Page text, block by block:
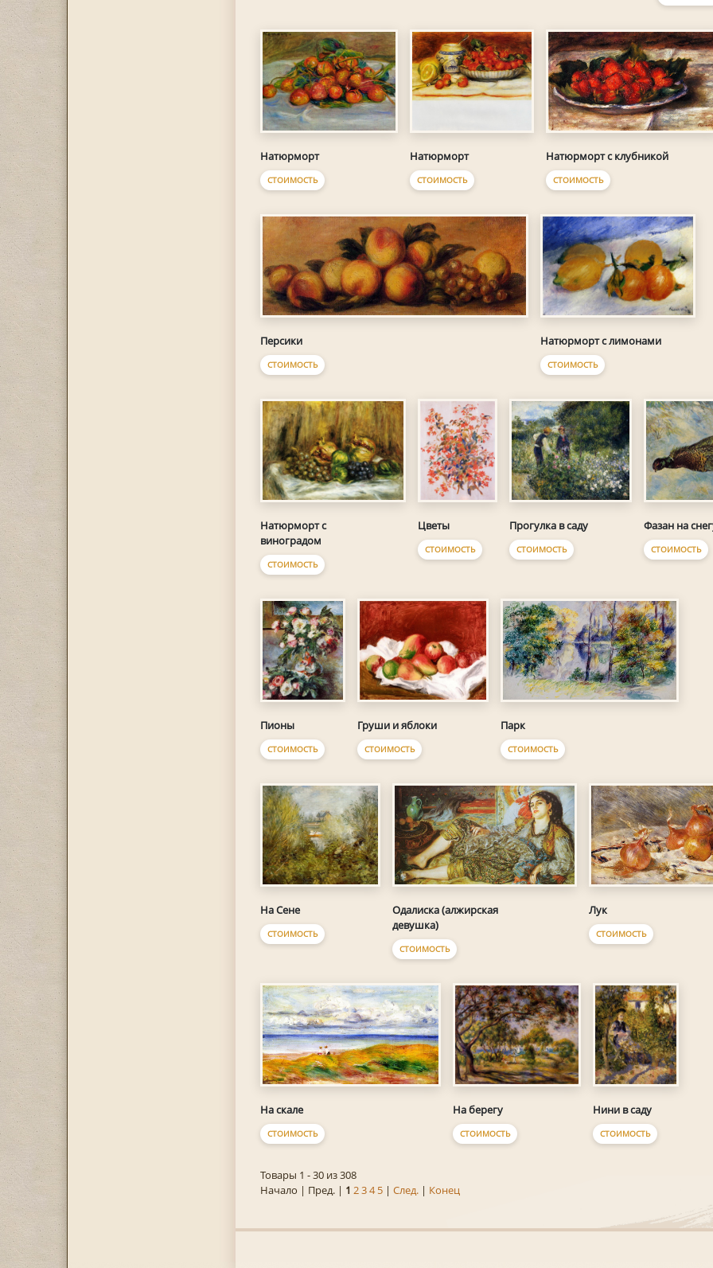
Натюрморт
СТОИМОСТЬ
Натюрморт
СТОИМОСТЬ
Натюрморт с клубникой
СТОИМОСТЬ
Персики
СТОИМОСТЬ
Натюрморт с лимонами
СТОИМОСТЬ
Натюрморт с
виноградом
СТОИМОСТЬ
Цветы
СТОИМОСТЬ
Прогулка в саду
СТОИМОСТЬ
Фазан на
СТОИМОСТЬ
Пионы
СТОИМОСТЬ
Груши и яблоки
СТОИМОСТЬ
Парк
СТОИМОСТЬ
На Сене
СТОИМОСТЬ
Одалиска (алжирская
девушка)
СТОИМОСТЬ
Лук
СТОИМОСТЬ
На скале
СТОИМОСТЬ
На берегу
СТОИМОСТЬ
Нини в саду
СТОИМОСТЬ
Товары 1 - 30 из 308
Начало | Пред. | 1 234 5| След.| Конец